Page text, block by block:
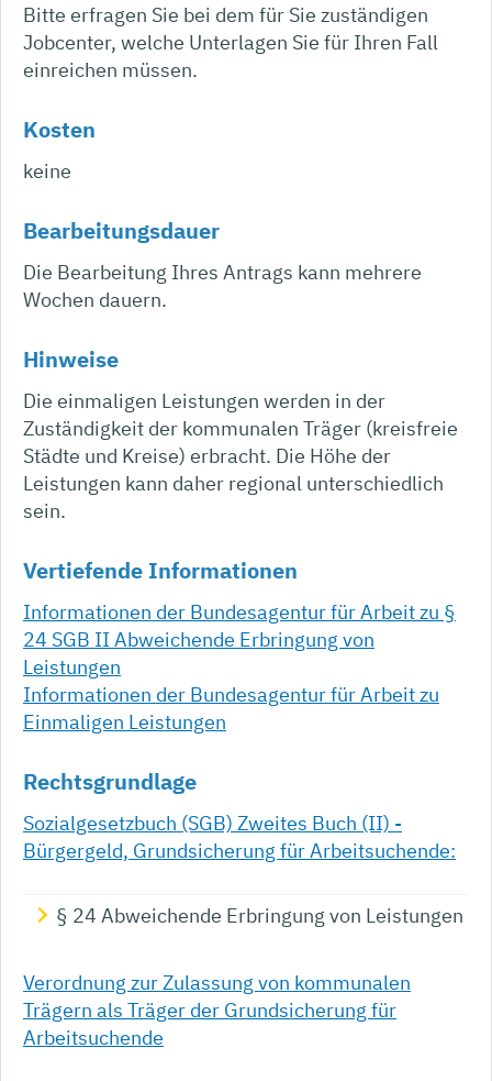
Bitte erfragen Sie bei dem für Sie zuständigen
Jobcenter, welche Unterlagen Sie für Ihren Fall
einreichen müssen.
Kosten
keine
Bearbeitungsdauer
Die Bearbeitung Ihres Antrags kann mehrere
Wochen dauern.
Hinweise
Die einmaligen Leistungen werden in der
Zuständigkeit der kommunalen Träger (kreisfreie
Städte und Kreise) erbracht. Die Höhe der
Leistungen kann daher regional unterschiedlich
sein.
Vertiefende Informationen
Informationen der Bundesagentur für Arbeit zu §
24 SGB II Abweichende Erbringung von
Leistungen
Informationen der Bundesagentur für Arbeit zu
Einmaligen Leistungen
Rechtsgrundlage
Sozialgesetzbuch (SGB) Zweites Buch (II) -
Bürgergeld, Grundsicherung für Arbeitsuchende:
§ 24 Abweichende Erbringung von Leistungen
Verordnung zur Zulassung von kommunalen
Trägern als Träger der Grundsicherung für
Arbeitsuchende